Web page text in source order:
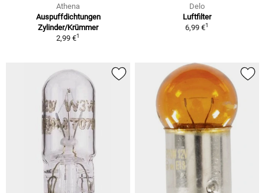
Athena
Auspuffdichtungen
Zylinder/Krümmer
2,99 €1
Delo
Luftfilter
6,99 €1